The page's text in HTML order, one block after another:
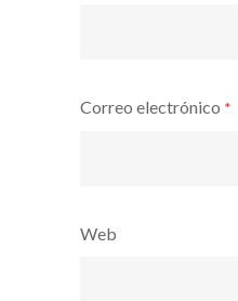
Correo electrónico *
Web